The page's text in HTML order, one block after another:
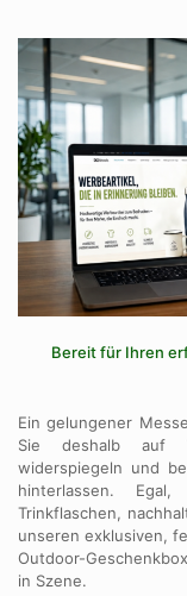
Bereit für Ihren
Ein gelungener
Sie deshalb auf
widerspiegeln und
hinterlassen.
Trinkflaschen,
unseren exklusiven,
Outdoor-
in Szene.